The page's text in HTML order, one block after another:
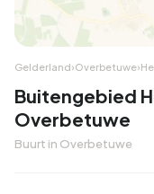
Gelderland›Overbetuwe›
Buitengebied
Overbetuwe
Buurt in Overbetuwe